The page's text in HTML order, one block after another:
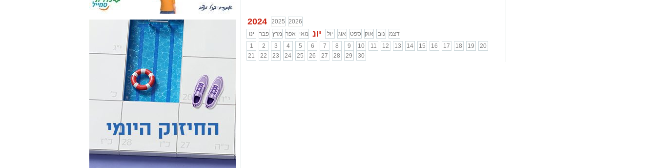
2024 2025 2026
ינו
פבר מרץ אפר מאי יונ יול אוג ספט אוק נוב
דצמ
1
2 3 4 5 6 7 8 9 10 11 12 13 14 15 16 17 18 19
20
21
22 23 24 25 26 27 28 29 30